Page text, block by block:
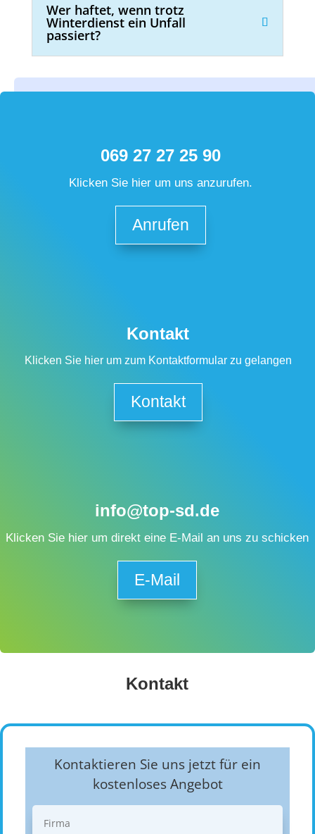
Wer haftet, wenn trotz
Winterdienst ein Unfall
passiert?
069 27 27 25 90
Klicken Sie hier um uns anzurufen.
Anrufen
Kontakt
Klicken Sie hier um zum Kontaktformular zu gelangen
Kontakt
info@top-sd.de
Klicken Sie hier um direkt eine E-Mail an uns zu schicken
E-Mail
Kontakt
Kontaktieren Sie uns jetzt für ein
kostenloses Angebot